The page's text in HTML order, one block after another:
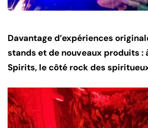
Davantage d’expériences
stands et de nouveaux produits :
Spirits, le côté rock des